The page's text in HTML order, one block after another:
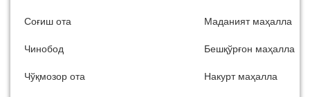
Соғиш ота Маданият маҳалла
Чинобод Бешқўрғон маҳалла
Чўқмозор ота Накурт маҳалла